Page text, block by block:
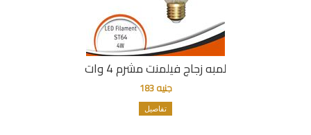
لمبه زجاج فيلمنت مشرم 4 وات
جنيه 183
تفاصيل